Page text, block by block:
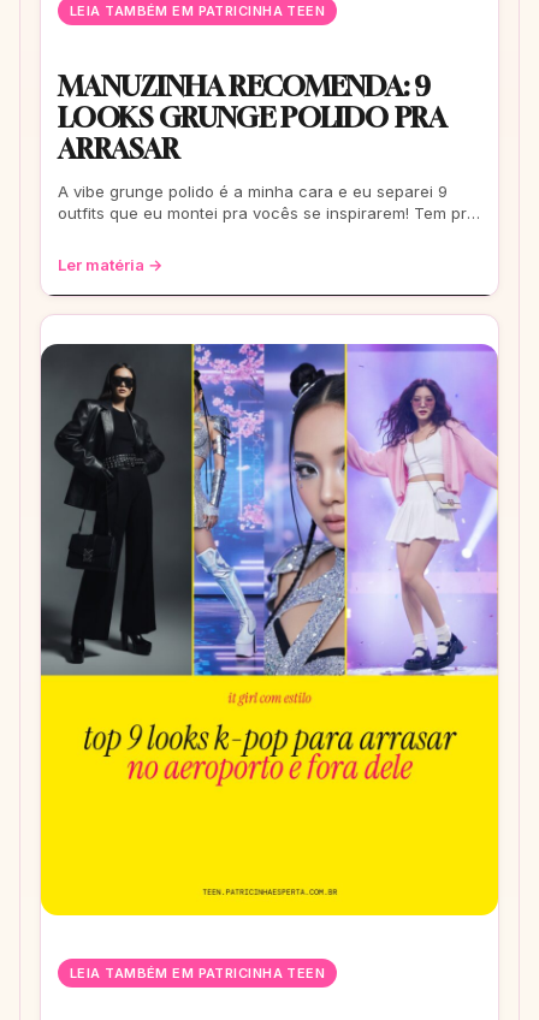
LEIA TAMBÉM EM PATRICINHA TEEN
MANUZINHA RECOMENDA: 9
LOOKS GRUNGE POLIDO PRA
ARRASAR
A vibe grunge polido é a minha cara e eu separei 9
outfits que eu montei pra vocês se inspirarem! Tem pra
Ler matéria →
LEIA TAMBÉM EM PATRICINHA TEEN